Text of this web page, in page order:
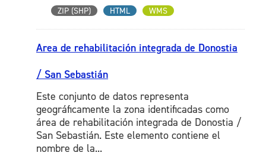
ZIP (SHP) HTML WMS
Area de rehabilitación integrada de Donostia
/ San Sebastián
Este conjunto de datos representa
geográficamente la zona identificadas como
área de rehabilitación integrada de Donostia /
San Sebastián. Este elemento contiene el
nombre de la...